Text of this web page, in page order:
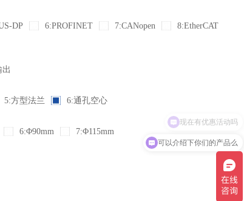
DP 6:PROFINET 7:CANopen
8:EtherCAT
出
5:方型法兰 6:通孔空心
6:Φ90mm 7:Φ115mm
可以介绍下你们的产品么